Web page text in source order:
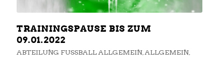
TRAININGSPAUSE BIS ZUM
09.01.2022
ABTEILUNG FUSSBALL ALLGEMEIN , ALLGEMEIN,